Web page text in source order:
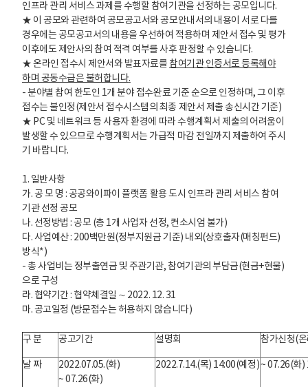
인프라 관리 서비스 과제를 수행할 참여기관을 선정하는 공모입니다.
★ 이 공모와 관련하여 공모공고서와 공모안내서의 내용이 서로 다를
경우에는 공모공고서의 내용을 우선하여 적용하며 제안서 접수 및 평가
이후에도 제안사의 참여 적격 여부를 사후 판정할 수 있습니다.
★ 온라인 접수시 제안서와 발표자료를참여기관 인증서로 등록해야
하며 공동수급은 불허합니다.
- 분야별 참여 한도인 1개 분야 접수완료 기준 순으로 인정하며, 그 이후
접수는 불인정(제안서 접수시스템의 최종 제안서 제출 송신시간 기준)
★ PC 및 네트워크 등 사용자 환경에 따라 수행계획서 제출의 어려움이
발생할 수 있으므로 수행계획서는 가급적 마감 전일까지 제출하여 주시
기 바랍니다.
1. 일반사항
가. 공 모 명 : 공공와이파이 플랫폼 활용 도시 인프라 관리 서비스 참여
기관 선정 공모
나. 선정방법 : 공모 (총 1개 사업자 선정, 컨소시엄 불가)
다. 사업예산 : 200백만원(정부지원금 기준) 내외(상호출자(매칭펀드)
방식*)
- 총 사업비는 정부출연금 및 주관기관, 참여기관의 부담금(현금+현물)
으로 구성
라. 협약기간 : 협약체결일 ∼ 2022. 12. 31
마. 공고일정 (방문접수는 허용하지 않습니다)
구 분 공고기간 설명회 참가신청(
날 짜
2022.07.05.(화)
~ 07.26(화)
2022.7.14.(목) 14:00(예정)~ 07.26(화)